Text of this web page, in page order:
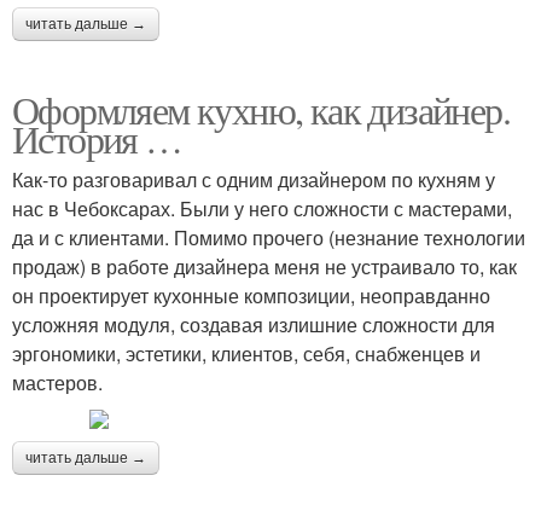
читать дальше →
Оформляем кухню, как дизайнер.
История …
Как-то разговаривал с одним дизайнером по кухням у
нас в Чебоксарах. Были у него сложности с мастерами,
да и с клиентами. Помимо прочего (незнание технологии
продаж) в работе дизайнера меня не устраивало то, как
он проектирует кухонные композиции, неоправданно
усложняя модуля, создавая излишние сложности для
эргономики, эстетики, клиентов, себя, снабженцев и
мастеров.
читать дальше →